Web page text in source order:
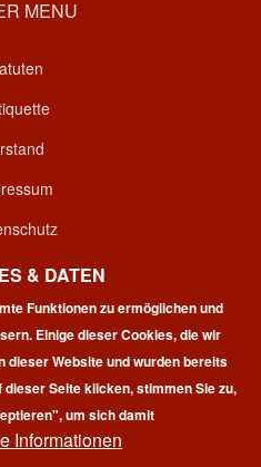
MENU
Club Deutschland e.V. | All
& DATEN
Funktionen zu ermöglichen und
Einige dieser Cookies, die wir
dieser Website und wurden bereits
Seite klicken, stimmen Sie zu,
um sich damit
Informationen